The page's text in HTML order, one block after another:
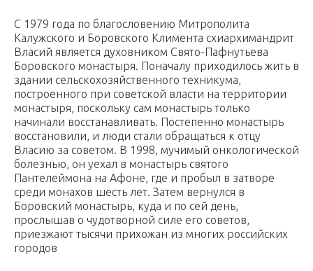
С 1979 года по благословению Митрополита
Калужского и Боровского Климента схиархимандрит
Власий является духовником Свято-Пафнутьева
Боровского монастыря. Поначалу приходилось жить в
здании сельскохозяйственного техникума,
построенного при советской власти на территории
монастыря, поскольку сам монастырь только
начинали восстанавливать. Постепенно монастырь
восстановили, и люди стали обращаться к отцу
Власию за советом. В 1998, мучимый онкологической
болезнью, он уехал в монастырь святого
Пантелеймона на Афоне, где и пробыл в затворе
среди монахов шесть лет. Затем вернулся в
Боровский монастырь, куда и по сей день,
прослышав о чудотворной силе его советов,
приезжают тысячи прихожан из многих российских
городов